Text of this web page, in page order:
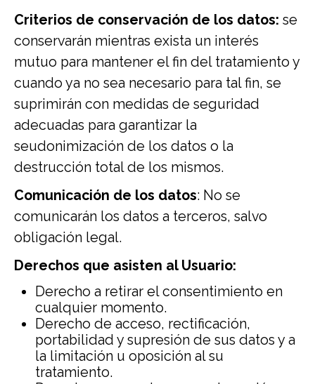
Criterios de conservación de los datos: se
conservarán mientras exista un interés
mutuo para mantener el fin del tratamiento y
cuando ya no sea necesario para tal fin, se
suprimirán con medidas de seguridad
adecuadas para garantizar la
seudonimización de los datos o la
destrucción total de los mismos.
Comunicación de los datos: No se
comunicarán los datos a terceros, salvo
obligación legal.
Derechos que asisten al Usuario:
Derecho a retirar el consentimiento en
cualquier momento.
Derecho de acceso, rectificación,
portabilidad y supresión de sus datos y a
la limitación u oposición al su
tratamiento.